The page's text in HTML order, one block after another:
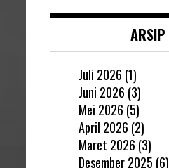
ARSIP
Juli 2026 (1)
Juni 2026 (3)
Mei 2026 (5)
April 2026 (2)
Maret 2026 (3)
Desember 2025 (6)